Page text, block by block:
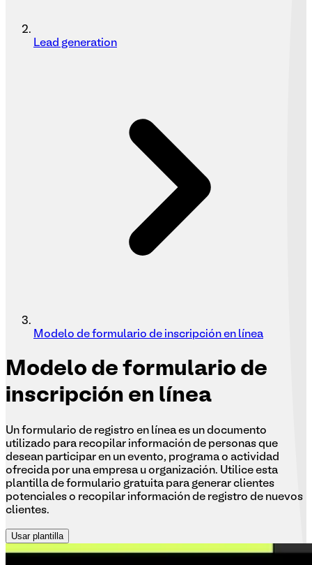
Lead generation
Modelo de formulario de inscripción en línea
Modelo de formulario de
inscripción en línea
Un formulario de registro en línea es un documento
utilizado para recopilar información de personas que
desean participar en un evento, programa o actividad
ofrecida por una empresa u organización. Utilice esta
plantilla de formulario gratuita para generar clientes
potenciales o recopilar información de registro de nuevos
clientes.
Usar plantilla